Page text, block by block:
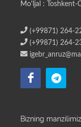
Mo'ljal : Toshkent-
(+99871) 264-
(+99871) 264-
Bizning manzilimiz